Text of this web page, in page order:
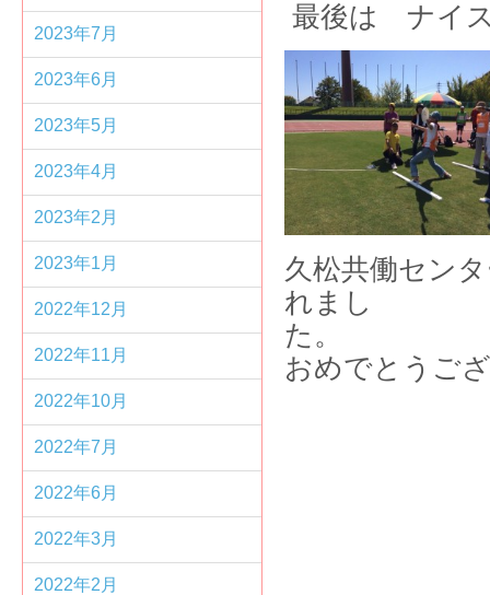
最後は ナイ
久松共働セン
れまし
おめでとうご
2023年7月
2023年6月
2023年5月
2023年4月
2023年2月
2023年1月
2022年12月
2022年11月
2022年10月
2022年7月
2022年6月
2022年3月
2022年2月